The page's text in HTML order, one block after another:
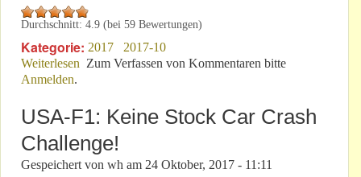
Durchschnitt: 4.9 (bei 59 Bewertungen)
Kategorie: 2017
2017-10
Weiterlesen über „Rock am Ring“ 2018: In Nürnberg günstiger!
Zum Verfassen von Kommentaren bitte
Anmelden.
USA-F1: Keine Stock Car Crash
Challenge!
Gespeichert von wh am 24 Oktober, 2017 - 11:11